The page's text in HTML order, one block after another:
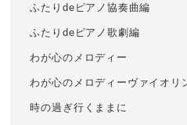
ふたりdeピアノ協奏曲編
ふたりdeピアノ歌劇編
わが心のメロディー
わが心のメロディーヴァイオリ
時の過ぎ行くままに